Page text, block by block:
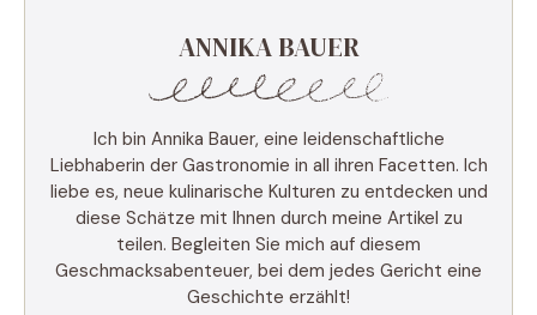
ANNIKA BAUER
Ich bin Annika Bauer, eine leidenschaftliche
Liebhaberin der Gastronomie in all ihren Facetten. Ich
liebe es, neue kulinarische Kulturen zu entdecken und
diese Schätze mit Ihnen durch meine Artikel zu
teilen. Begleiten Sie mich auf diesem
Geschmacksabenteuer, bei dem jedes Gericht eine
Geschichte erzählt!